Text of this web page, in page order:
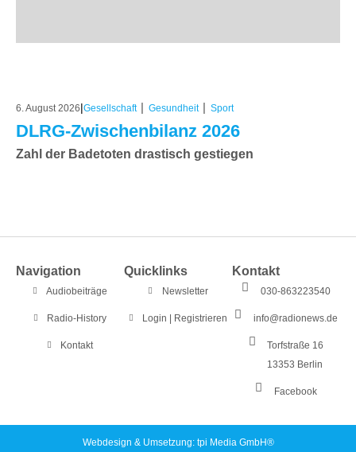
6. August 2026|Gesellschaft | Gesundheit | Sport
DLRG-Zwischenbilanz 2026
Zahl der Badetoten drastisch gestiegen
Navigation
Audiobeiträge
Radio-History
Kontakt
Quicklinks
Newsletter
Login | Registrieren
Kontakt
030-863223540
info@radionews.de
Torfstraße 16
13353 Berlin
Facebook
Webdesign & Umsetzung: tpi Media GmbH®